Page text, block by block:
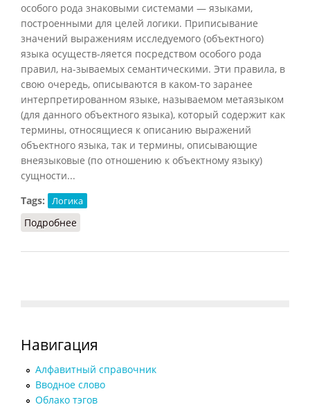
особого рода знаковыми системами — языками,
построенными для целей логики. Приписывание
значений выражениям исследуемого (объектного)
языка осуществ-ляется посредством особого рода
правил, на-зываемых семантическими. Эти правила, в
свою очередь, описываются в каком-то заранее
интерпретированном языке, называемом метаязыком
(для данного объектного языка), который содержит как
термины, относящиеся к описанию выражений
объектного языка, так и термины, описывающие
внеязыковые (по отношению к объектному языку)
сущности...
Tags:
Логика
Подробнее
Навигация
Алфавитный справочник
Вводное слово
Облако тэгов